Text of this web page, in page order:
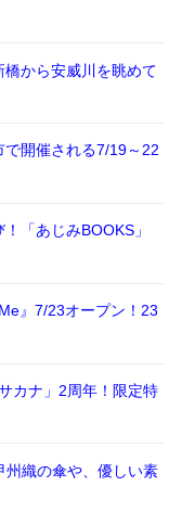
から安威川を眺めて
開催される7/19～22
「あじみBOOKS」
』7/23オープン！23
カナ」2周年！限定特
織の傘や、優しい素